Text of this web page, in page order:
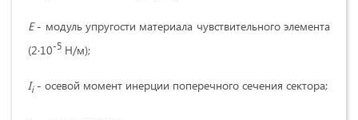
E- модуль упругости материала чувствительного элемента
(2·10-5 Н/м);
Ii- осевой момент инерции поперечного сечения сектора;